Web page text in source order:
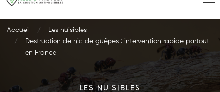
Accueil
Les nuisibles
Destruction de nid de guêpes : intervention rapide partout
en France
LES NUISIBLES